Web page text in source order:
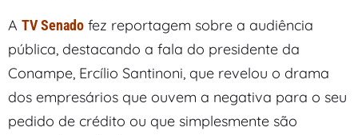
A TV Senado fez reportagem sobre a audiência
pública, destacando a fala do presidente da
Conampe, Ercílio Santinoni, que revelou o drama
dos empresários que ouvem a negativa para o seu
pedido de crédito ou que simplesmente são